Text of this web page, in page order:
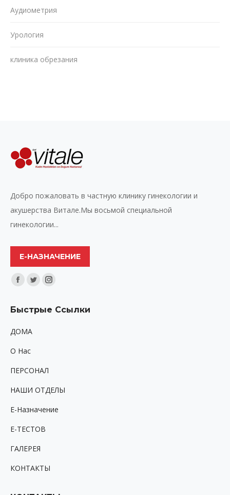
Аудиометрия
Урология
клиника обрезания
Добро пожаловать в частную клинику гинекологии и
акушерства Витале.Мы восьмой специальной
гинекологии...
Е-НАЗНАЧЕНИЕ
Найдите нас:
Facebook
opens
window
Twitter
opens
Instagram
opens
Быстрые Ссылки
ДОМА
O Hac
ПЕРСОНАЛ
НАШИ ОТДЕЛЫ
Е-Назначение
Е-ТЕСТОВ
ГАЛЕРЕЯ
КОНТАКТЫ